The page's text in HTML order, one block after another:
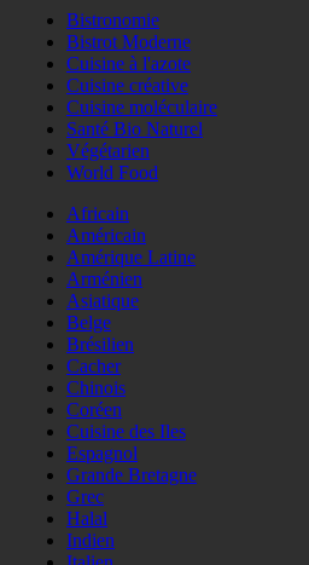
Bistronomie
Bistrot Moderne
Cuisine à l'azote
Cuisine créative
Cuisine moléculaire
Santé Bio Naturel
Végétarien
World Food
Africain
Américain
Amérique Latine
Arménien
Asiatique
Belge
Brésilien
Cacher
Chinois
Coréen
Cuisine des Iles
Espagnol
Grande Bretagne
Grec
Halal
Indien